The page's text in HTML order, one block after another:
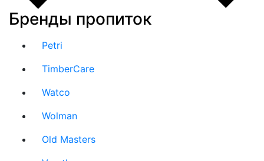
Бренды пропиток
Petri
TimberCare
Watco
Wolman
Old Masters